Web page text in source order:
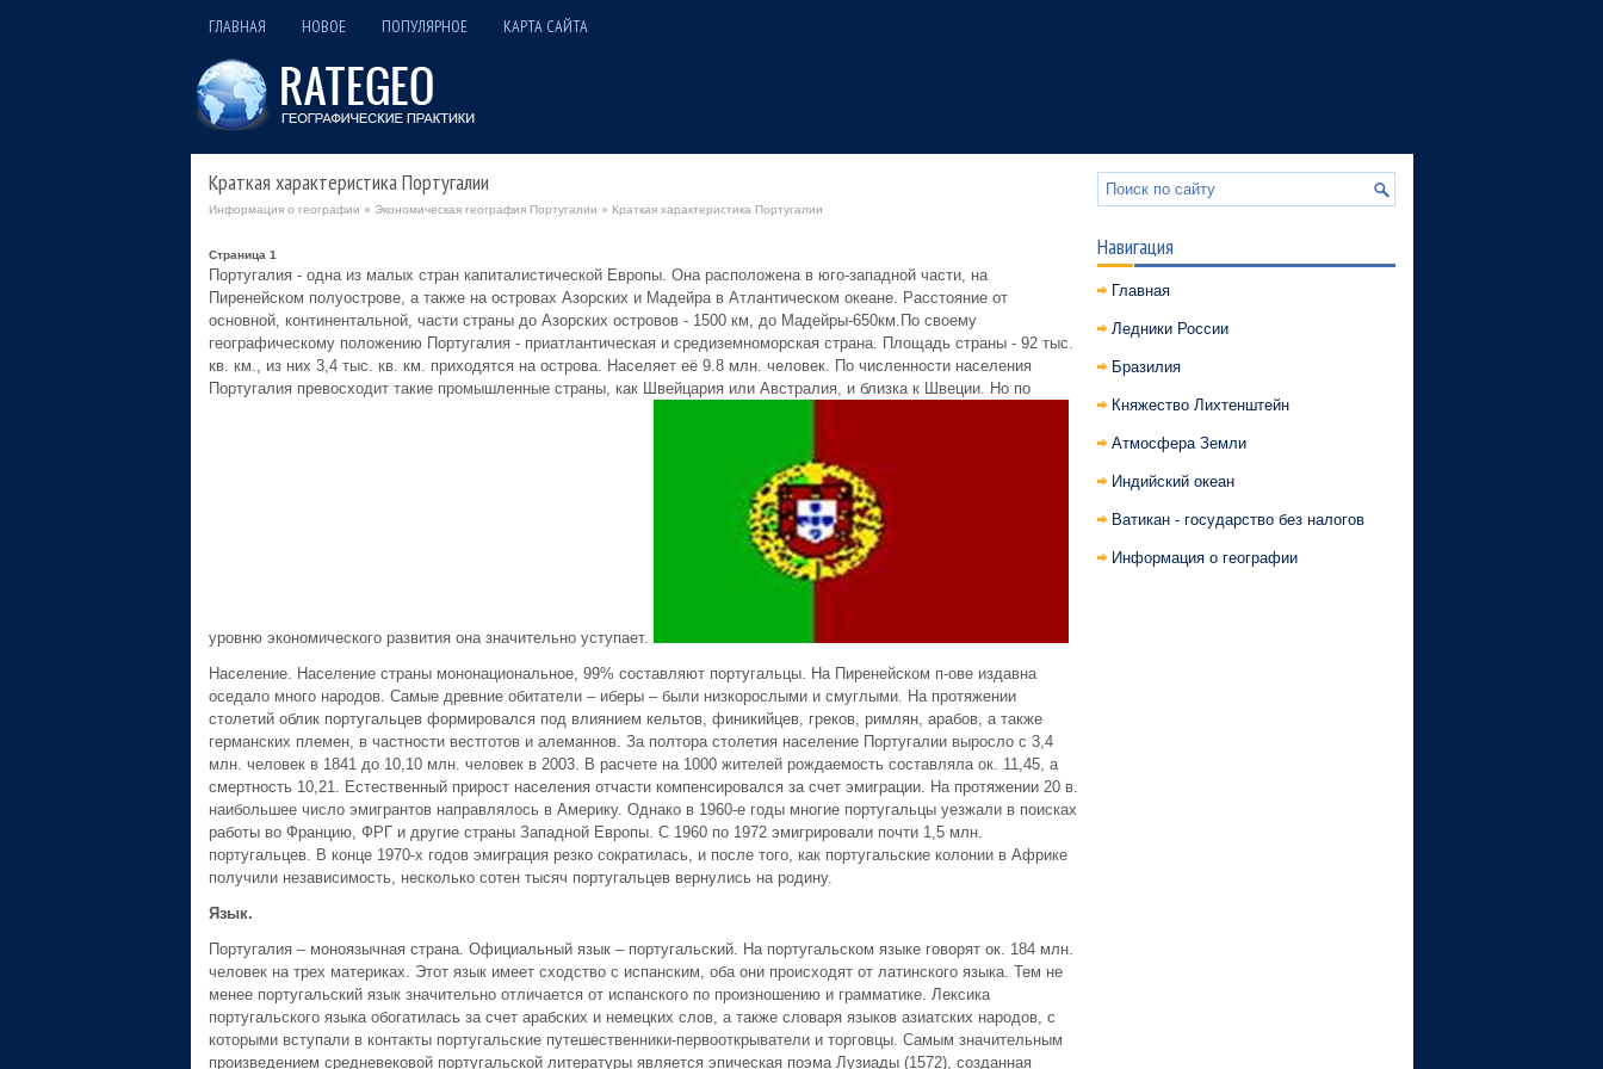
ГЛАВНАЯ НОВОЕ ПОПУЛЯРНОЕ КАРТА САЙТА
Краткая характеристика Португалии
Информация о географии » Экономическая география Португалии » Краткая характеристика Португалии
Страница 1
Португалия - одна из малых стран капиталистической Европы. Она расположена в юго-западной части, на
Пиренейском полуострове, а также на островах Азорских и Мадейра в Атлантическом океане. Расстояние от
основной, континентальной, части страны до Азорских островов - 1500 км, до Мадейры-650км.По своему
географическому положению Португалия - приатлантическая и средиземноморская страна. Площадь страны - 92 тыс.
кв. км., из них 3,4 тыс. кв. км. приходятся на острова. Населяет её 9.8 млн. человек. По численности населения
Португалия превосходит такие промышленные страны, как Швейцария или Австралия, и близка к Швеции. Но по
уровню экономического развития она значительно уступает.
Население. Население страны мононациональное, 99% составляют португальцы. На Пиренейском п-ове издавна
оседало много народов. Самые древние обитатели – иберы – были низкорослыми и смуглыми. На протяжении
столетий облик португальцев формировался под влиянием кельтов, финикийцев, греков, римлян, арабов, а также
германских племен, в частности вестготов и алеманнов. За полтора столетия население Португалии выросло с 3,4
млн. человек в 1841 до 10,10 млн. человек в 2003. В расчете на 1000 жителей рождаемость составляла ок. 11,45, а
смертность 10,21. Естественный прирост населения отчасти компенсировался за счет эмиграции. На протяжении 20 в.
наибольшее число эмигрантов направлялось в Америку. Однако в 1960-е годы многие португальцы уезжали в поисках
работы во Францию, ФРГ и другие страны Западной Европы. С 1960 по 1972 эмигрировали почти 1,5 млн.
португальцев. В конце 1970-х годов эмиграция резко сократилась, и после того, как португальские колонии в Африке
получили независимость, несколько сотен тысяч португальцев вернулись на родину.
Язык.
Португалия – моноязычная страна. Официальный язык – португальский. На португальском языке говорят ок. 184 млн.
человек на трех материках. Этот язык имеет сходство с испанским, оба они происходят от латинского языка. Тем не
менее португальский язык значительно отличается от испанского по произношению и грамматике. Лексика
португальского языка обогатилась за счет арабских и немецких слов, а также словаря языков азиатских народов, с
которыми вступали в контакты португальские путешественники-первооткрыватели и торговцы. Самым значительным
произведением средневековой португальской литературы является эпическая поэма Лузиады (1572), созданная
Навигация
Главная
Ледники России
Бразилия
Княжество Лихтенштейн
Атмосфера Земли
Индийский океан
Ватикан - государство без налогов
Информация о географии